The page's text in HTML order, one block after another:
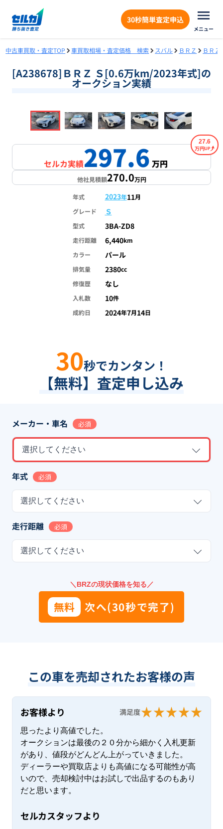
30秒簡単査定申込
メニュー
中古車買取・査定TOP 車買取相場・査定価格 検索 スバル ＢＲＺ ＢＲＺ
[A238678]ＢＲＺ Ｓ[0.6万km/2023年式]の
オークション実績
1/18
セルカ実績297.6万円
27.6
万円
他社見積額270.0万円
年式 2023年11月
グレード
Ｓ
型式 3BA-ZD8
走行距離 6,440km
カラー
パール
排気量 2380cc
修復歴
なし
入札数 10件
成約日
2024年7月14日
30秒でカンタン！
【無料】査定申し込み
メーカー・車名 必須
選択してください
年式 必須
選択してください
走行距離 必須
選択してください
＼BRZの現状価格を知る／
無料 次へ(30秒で完了)
この車を売却されたお客様の声
お客様より 満足度
思ったより高値でした。
オークションは最後の２０分から細かく入札更新
があり、値段がどんどん上がっていきました。
ディーラーや買取店よりも高値になる可能性が高
いので、売却検討中はお試しで出品するのもあり
だと思います。
セルカスタッフより